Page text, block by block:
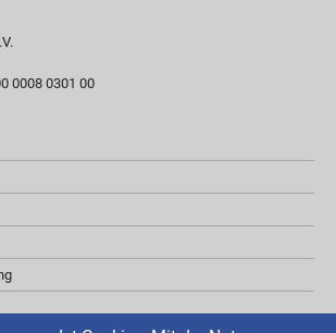
0008 0301 00